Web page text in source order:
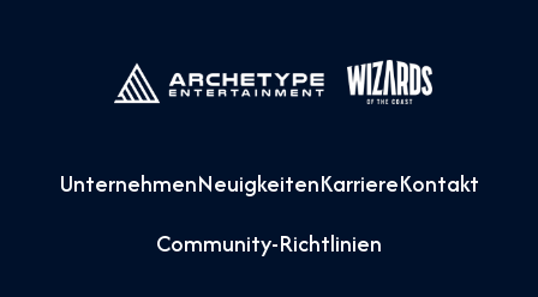
UnternehmenNeuigkeitenKarriereKontakt
Community-Richtlinien